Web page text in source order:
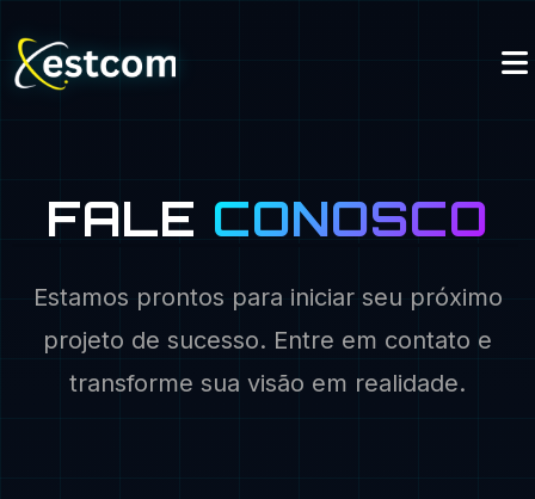
FALE CONOSCO
Estamos prontos para iniciar seu próximo
projeto de sucesso. Entre em contato e
transforme sua visão em realidade.